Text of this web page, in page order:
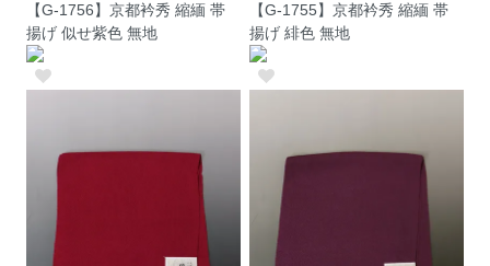
【G-1756】京都衿秀 縮緬 帯
揚げ 似せ紫色 無地
【G-1755】京都衿秀 縮緬 帯
揚げ 緋色 無地